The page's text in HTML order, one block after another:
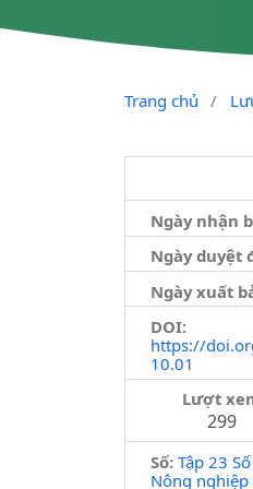
Trang chủ /
Ngày nhận
Ngày duyệt
Ngày xuất
DOI:
https://
10.01
Lượt
299
Số: Tập 23
Nông nghiệp